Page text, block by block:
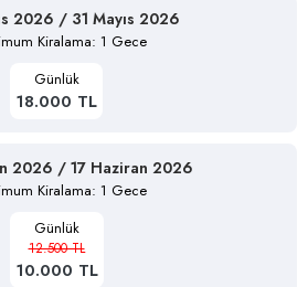
2026 / 31 Mayıs 2026
Kiralama: 1 Gece
Günlük
18.000 TL
2026 / 17 Haziran 2026
Kiralama: 1 Gece
Günlük
12.500 TL
10.000 TL